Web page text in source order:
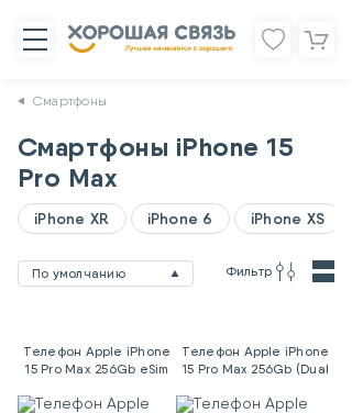
Смартфоны
Смартфоны iPhone 15
Pro Max
iPhone XR iPhone 6 iPhone XS
По умолчанию Фильтр
Телефон Apple iPhone
15 Pro Max 256Gb eSim
Телефон Apple iPhone
15 Pro Max 256Gb (Dual